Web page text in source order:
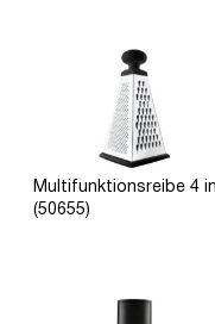
Multifunktionsreibe 4 in
(50655)